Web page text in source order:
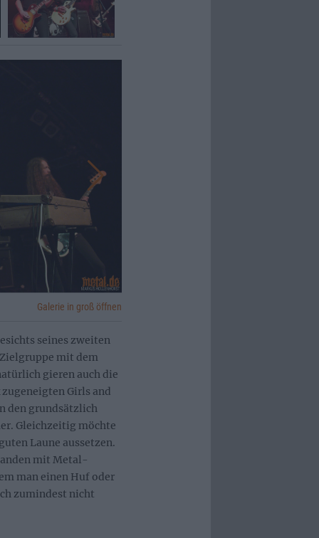
Galerie in groß öffnen
seines zweiten
mit dem
gieren auch die
Girls and
den grundsätzlich
Gleichzeitig möchte
Laune aussetzen.
mit Metal-
man einen Huf oder
zumindest nicht